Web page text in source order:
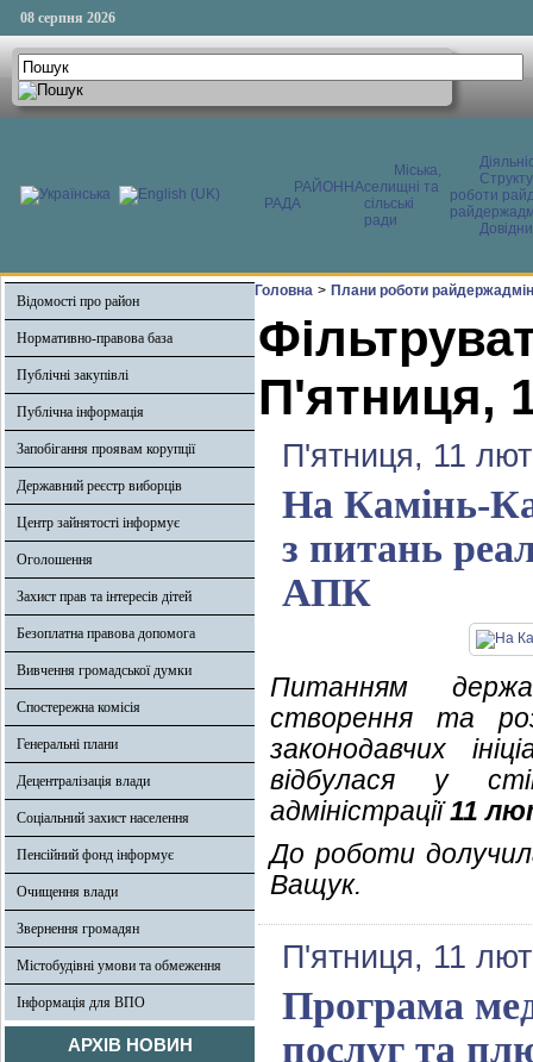
08 серпня 2026
РАЙОННА
РАДА
Міська,
селищні та
сільські
ради
роботи
Відомості про район
Нормативно-правова база
Публічні закупівлі
Публічна інформація
Запобігання проявам корупції
Державний реєстр виборців
Центр зайнятості інформує
Оголошення
Захист прав та інтересів дітей
Безоплатна правова допомога
Вивчення громадської думки
Спостережна комісія
Генеральні плани
Децентралізація влади
Соціальний захист населення
Пенсійний фонд інформує
Очищення влади
Звернення громадян
Містобудівні умови та обмеження
Інформація для ВПО
АРХІВ НОВИН
Головна > Плани роботи
П'ятниця,
П'ятниця, 11
На Камінь-
з питань
АПК
Питанням
створення та
законодавчих
відбулася у
адміністрації11
До роботи
Ващук.
П'ятниця, 11
Програма
послуг та